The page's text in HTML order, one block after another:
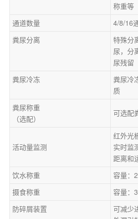
称重等
通道数量
4/8/16
粪尿分离
特殊分
尿， 分
尿残留
粪尿冷冻
粪尿冷
质
粪尿称重
（选配）
可选配
活动量监测
红外光
实时监
距离和
饮水称重
容量：
摄食称重
容量：
防碎屑装置
可减少